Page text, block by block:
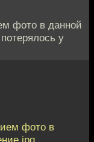
фото в данной
у
фото в